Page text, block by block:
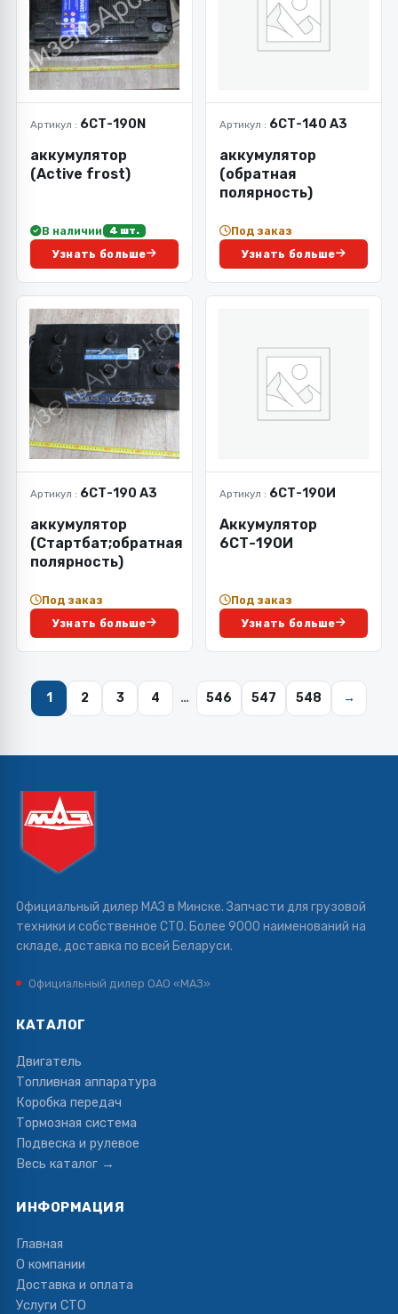
Артикул : 6СТ-190N
аккумулятор
(Active frost)
В наличии 4 шт.
Узнать больше
Артикул : 6СТ-140 А3
аккумулятор
(обратная
полярность)
Под заказ
Узнать больше
Артикул : 6СТ-190 А3
аккумулятор
(Стартбат;обратная
полярность)
Под заказ
Узнать больше
Артикул : 6СТ-190И
Аккумулятор
6СТ-190И
Под заказ
Узнать больше
1 2 3 4 … 546 547 548 →
Официальный дилер МАЗ в Минске. Запчасти для грузовой
техники и собственное СТО. Более 9000 наименований на
складе, доставка по всей Беларуси.
Официальный дилер ОАО «МАЗ»
КАТАЛОГ
Двигатель
Топливная аппаратура
Коробка передач
Тормозная система
Подвеска и рулевое
Весь каталог →
ИНФОРМАЦИЯ
Главная
О компании
Доставка и оплата
Услуги СТО